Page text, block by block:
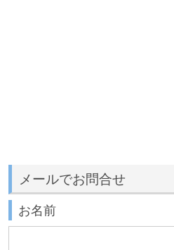
メールでお問合せ
お名前